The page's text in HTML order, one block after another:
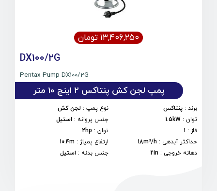
۱۳,۴۰۶,۲۵۰ تومان
DX100/2G
Pentax Pump DX100/2G
پمپ لجن کش پنتاکس 2 اینچ 10 متر
برند : پنتاکس نوع پمپ: لجن کش
توان :
1.5kW جنس پروانه : استیل
فاز :
1 توان:
2hp
حداکثر آبدهی :
18m³/h ارتفاع پمپاژ :
10.4m
دهانه خروجی :
2in جنس بدنه : استیل